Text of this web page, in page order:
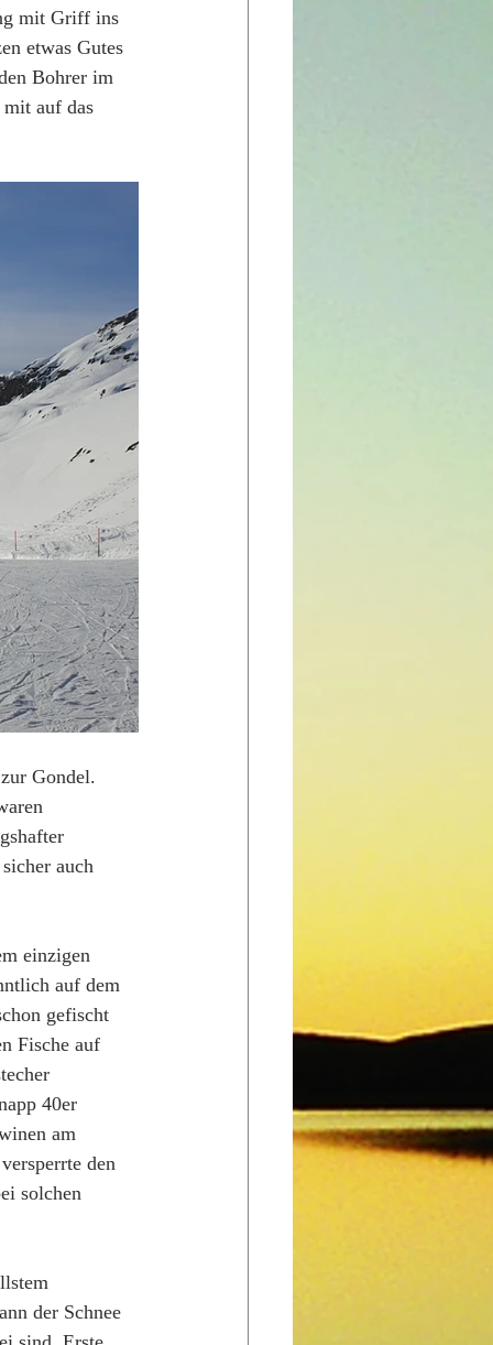
mit Griff ins
etwas Gutes
Bohrer im
auf das
Gondel.
auch
einzigen
auf dem
gefischt
Fische auf
40er
am
den
solchen
der Schnee